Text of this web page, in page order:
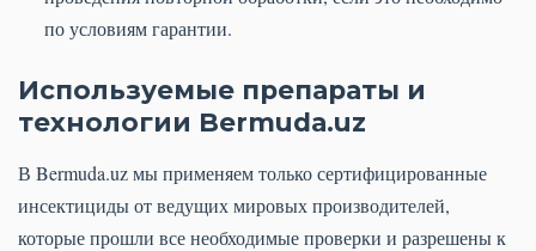
по условиям гарантии.
Используемые препараты и
технологии Bermuda.uz
В Bermuda.uz мы применяем только сертифицированные
инсектициды от ведущих мировых производителей,
которые прошли все необходимые проверки и разрешены к